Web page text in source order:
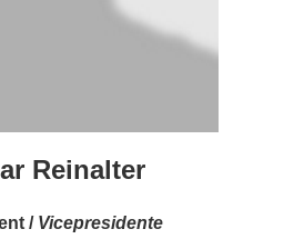
Reinalter
/ Vicepresidente